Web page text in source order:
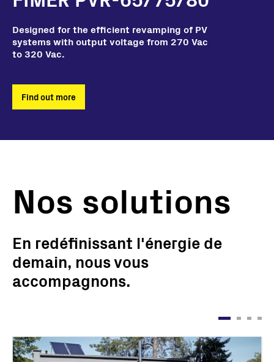
Regardez la vidéo du produit pour
découvrir les principales caractéristiques
et avantages de cette solution résidentielle
Voir la vidéo
Designed for the efficient revamping of PV
systems with output voltage from 270 Vac
to 320 Vac.
Find out more
La solution la plus flexible et puissante
pour les applications résidentielles.
En savoir plus
Découvrez pourquoi le PVS-10/33-TL est
En savoir plus
Nos solutions
En redéfinissant l'énergie de
demain, nous vous
accompagnons.